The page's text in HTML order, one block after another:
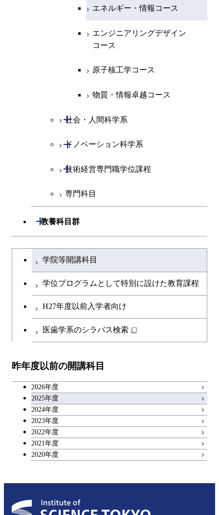
人間医療科学技術コース
物質・情報卓越コース
物質・情報卓越コース
エネルギー・情報コース
エンジニアリングデザイン
コース
原子核工学コース
物質・情報卓越コース
社会・人間科学系
開閉
社会・人間科学コース
イノベーション科学系
開閉
イノベーション科学コース
人間医療科学技術コース
技術経営専門職学位課程
開閉
技術経営専門職学位課程
専門科目
教養科目群
開閉
文系教養科目
英語科目
第二外国語科目
キャリア科目
大学院課程を切り替える
学院等開講科目
学位プログラムとして特別に設けた教育課程
H27年度以前入学者向け
医歯学系のシラバス検索
昨年度以前の開講科目
2026年度
2025年度
2024年度
2023年度
2022年度
2021年度
2020年度